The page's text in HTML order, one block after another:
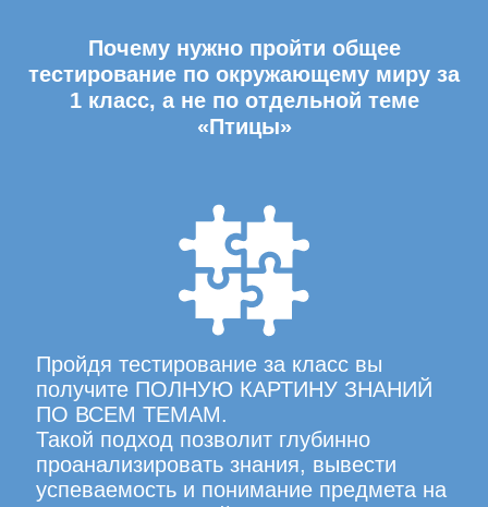
Почему нужно пройти общее
тестирование по окружающему миру за
1 класс, а не по отдельной теме
«Птицы»
Пройдя тестирование за класс вы
получите ПОЛНУЮ КАРТИНУ ЗНАНИЙ
ПО ВСЕМ ТЕМАМ.
Такой подход позволит глубинно
проанализировать знания, вывести
успеваемость и понимание предмета на